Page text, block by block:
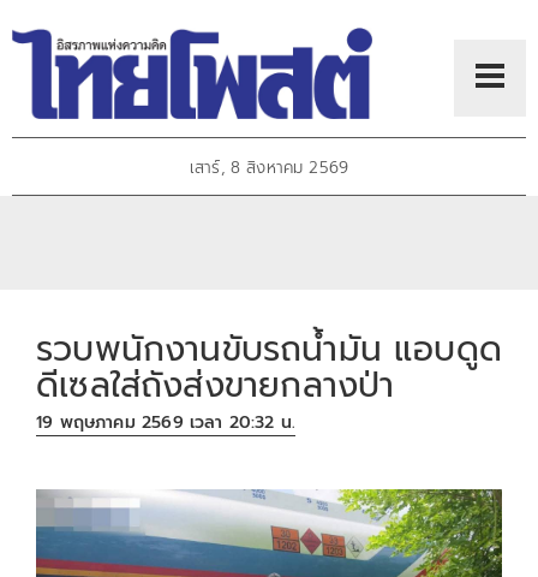
เสาร์, 8 สิงหาคม 2569
รวบพนักงานขับรถน้ำมัน แอบดูด
ดีเซลใส่ถังส่งขายกลางป่า
19 พฤษภาคม 2569 เวลา 20:32 น.